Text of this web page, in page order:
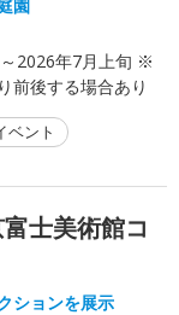
園
2026年7月上旬 ※
前後する場合あり
ベント
士美術館コ
ションを展示